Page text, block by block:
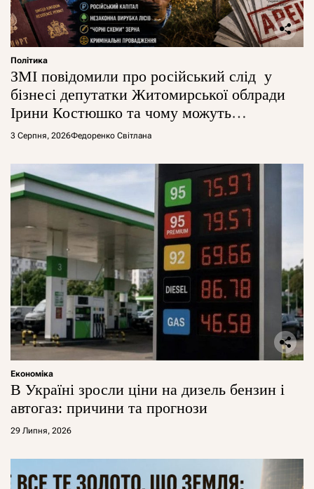
Політика
ЗМІ повідомили про російський слід у
бізнесі депутатки Житомирської облради
Ірини Костюшко та чому можуть
арештувати її активи
3 Серпня, 2026Федоренко Світлана
Економіка
В Україні зросли ціни на дизель бензин і
автогаз: причини та прогнози
29 Липня, 2026